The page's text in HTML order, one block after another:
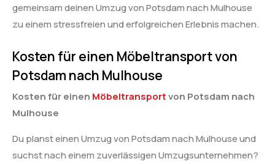
gemeinsam deinen Umzug von Potsdam nach Mulhouse
zu einem stressfreien und erfolgreichen Erlebnis machen.
Kosten für einen Möbeltransport von
Potsdam nach Mulhouse
Kosten für einen Möbeltransportvon Potsdam nach
Mulhouse
Du planst einen Umzug von Potsdam nach Mulhouse und
suchst nach einem zuverlässigen Umzugsunternehmen?